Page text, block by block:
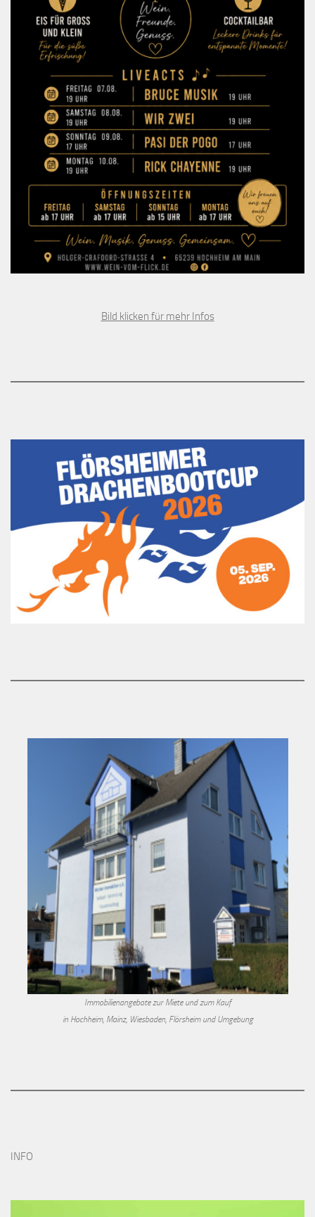
Bild klicken für mehr Infos
Immobilienangebote zur Miete und zum Kauf
in Hochheim, Mainz, Wiesbaden, Flörsheim und Umgebung
INFO